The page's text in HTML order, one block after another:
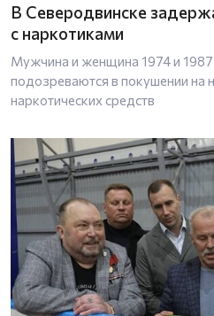
В Северодвинске
с наркотиками
Мужчина и женщина 1974 и
подозреваются в покушении на
наркотических средств